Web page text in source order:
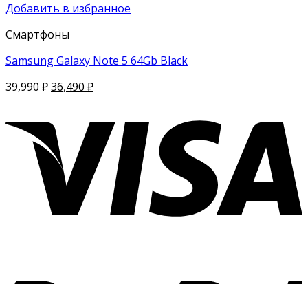
Добавить в избранное
Смартфоны
Samsung Galaxy Note 5 64Gb Black
39,990₽36,490 ₽